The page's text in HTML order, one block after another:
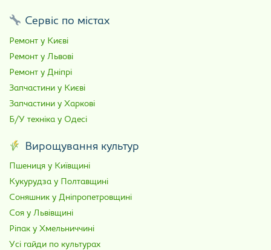
Сервіс по містах
Ремонт у Києві
Ремонт у Львові
Ремонт у Дніпрі
Запчастини у Києві
Запчастини у Харкові
Б/У техніка у Одесі
Вирощування культур
Пшениця у Київщині
Кукурудза у Полтавщині
Соняшник у Дніпропетровщині
Соя у Львівщині
Ріпак у Хмельниччині
Усі гайди по культурах